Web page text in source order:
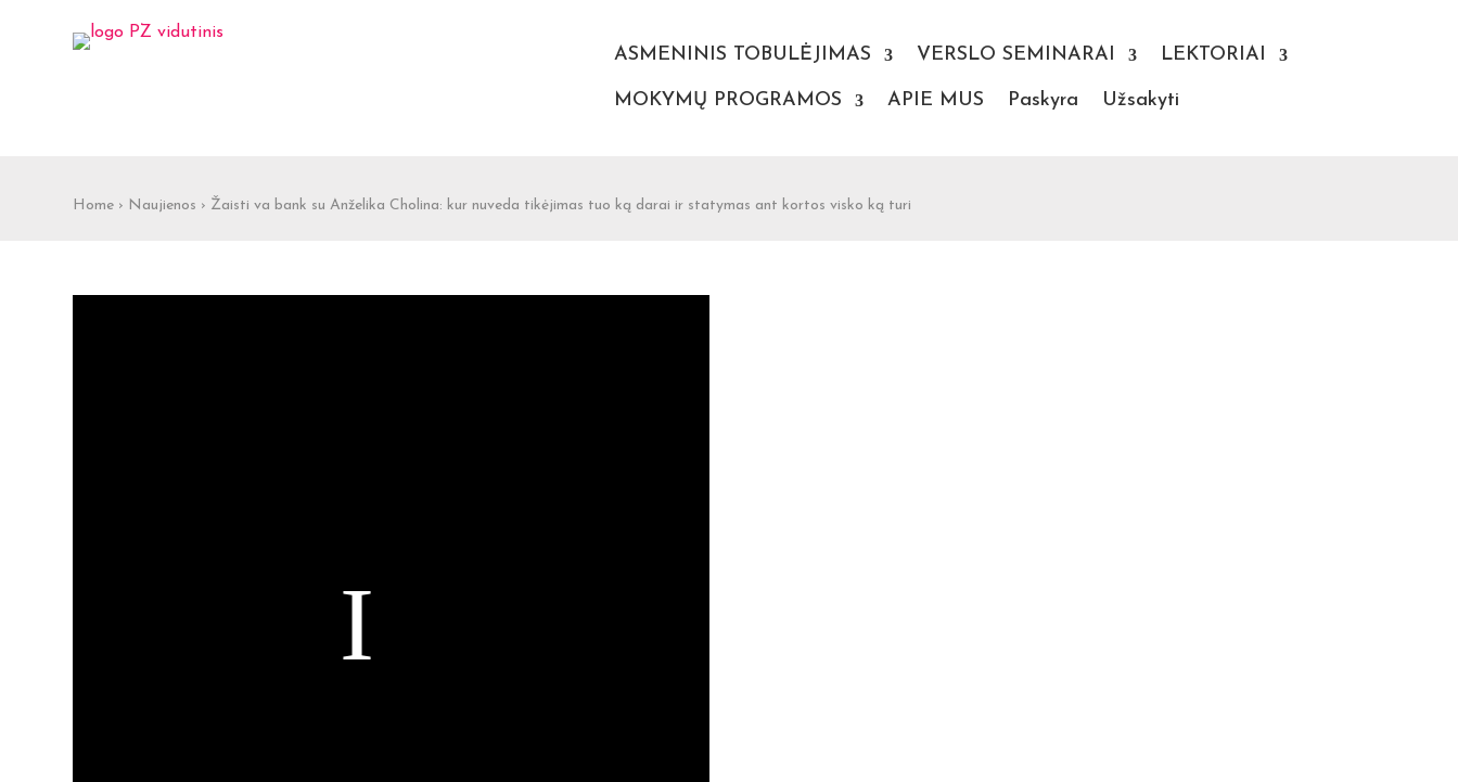
ASMENINIS TOBULĖJIMAS VERSLO SEMINARAI LEKTORIAI
MOKYMŲ PROGRAMOS APIE MUS Paskyra Užsakyti
Home › Naujienos › Žaisti va bank su Anželika Cholina: kur nuveda tikėjimas tuo ką darai ir statymas ant kortos visko ką turi